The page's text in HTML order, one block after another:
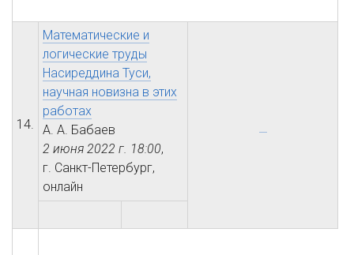
14.
Математические и
логические труды
Насиреддина Туси,
научная новизна в этих
работах
А. А. Бабаев
2 июня 2022 г. 18:00,
г. Санкт-Петербург,
онлайн